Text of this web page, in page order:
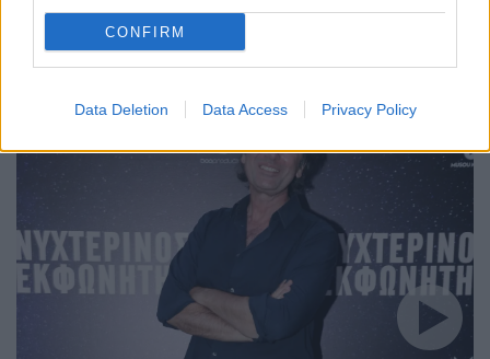
CONFIRM
Data Deletion Data Access Privacy Policy
Ρένος Χαραλαμπίδης: «Καλά κάνουν οι
ηθοποιοί συνάδελφοί μου που παρουσιάζουν
εκπομπές»